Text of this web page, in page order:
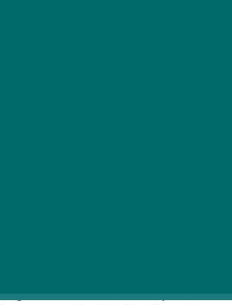
téve karácsonyi